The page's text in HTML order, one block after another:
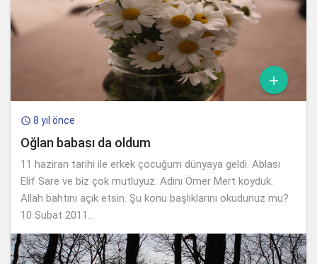

 8 yıl önce
Oğlan babası da oldum
11 haziran tarihi ile erkek çocuğum dünyaya geldi. Ablası
Elif Sare ve biz çok mutluyuz. Adını Ömer Mert koyduk.
Allah bahtını açık etsin. Şu konu başlıklarını okudunuz mu?
10 Şubat 2011...